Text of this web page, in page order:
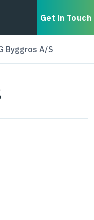
Get in Touch
Byggros A/S